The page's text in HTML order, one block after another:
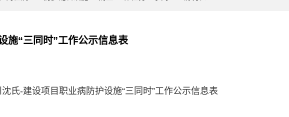
施“三同时”工作公示信息表
氏-建设项目职业病防护设施“三同时”工作公示信息表